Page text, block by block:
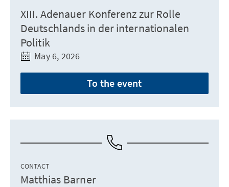
XIII. Adenauer Konferenz zur Rolle
Deutschlands in der internationalen
Politik
May 6, 2026
To the event
CONTACT
Matthias Barner